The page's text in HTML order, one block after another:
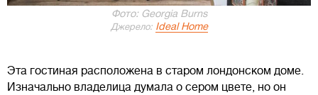
Фото: Georgia Burns
Джерело: Ideal Home
Эта гостиная расположена в старом лондонском доме.
Изначально владелица думала о сером цвете, но он